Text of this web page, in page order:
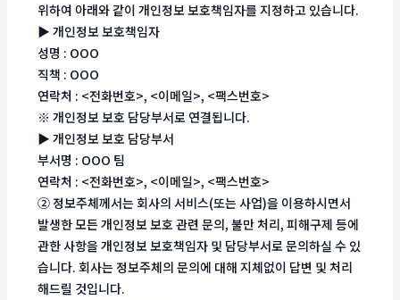
위하여 아래와 같이 개인정보 보호책임자를 지정하고 있습니다.
▶ 개인정보 보호책임자
성명 : OOO
직책 : OOO
연락처 : <전화번호>, <이메일>, <팩스번호>
※ 개인정보 보호 담당부서로 연결됩니다.
▶ 개인정보 보호 담당부서
부서명 : OOO 팀
연락처 : <전화번호>, <이메일>, <팩스번호>
② 정보주체께서는 회사의 서비스(또는 사업)을 이용하시면서
발생한 모든 개인정보 보호 관련 문의, 불만 처리, 피해구제 등에
관한 사항을 개인정보 보호책임자 및 담당부서로 문의하실 수 있
습니다. 회사는 정보주체의 문의에 대해 지체없이 답변 및 처리
해드릴 것입니다.